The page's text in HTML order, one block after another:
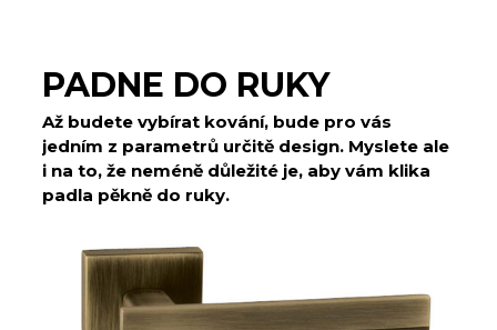
PADNE DO RUKY
Až budete vybírat kování, bude pro vás
jedním z parametrů určitě design. Myslete ale
i na to, že neméně důležité je, aby vám klika
padla pěkně do ruky.